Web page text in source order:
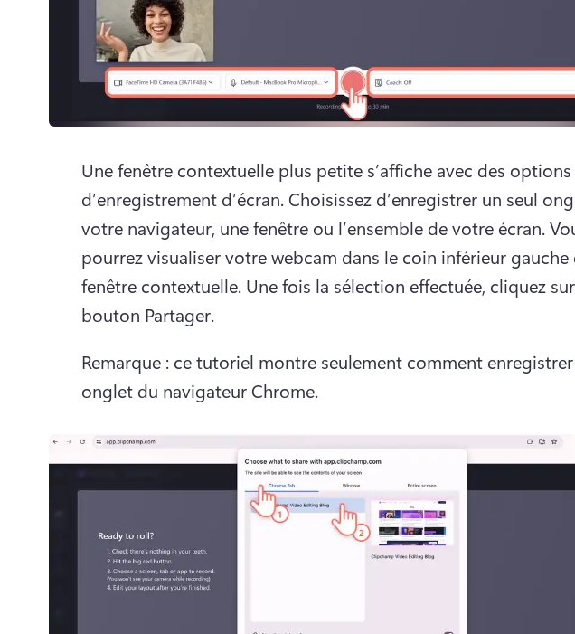
Une fenêtre contextuelle plus petite s’affiche avec des options
d’enregistrement d’écran. Choisissez d’enregistrer un seul
votre navigateur, une fenêtre ou l’ensemble de votre écran.
pourrez visualiser votre webcam dans le coin inférieur gauche
fenêtre contextuelle. Une fois la sélection effectuée, cliquez
bouton Partager.
Remarque : ce tutoriel montre seulement comment
onglet du navigateur Chrome.